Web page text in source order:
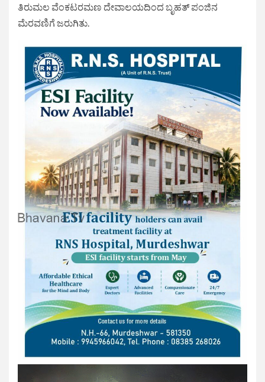
ತಿರುಮಲ ವೆಂಕಟರಮಣ ದೇವಾಲಯದಿಂದ ಬೃಹತ್ ಪಂಜಿನ
ಮೆರವಣಿಗೆ ಜರುಗಿತು.